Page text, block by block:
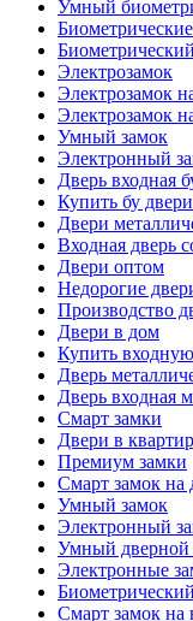
Умный
Электрозамок
Электрозамок
Электрозамок
Умный замок
Электронный
Дверь входная
Купить бу
Двери
Входная дверь
Двери оптом
Недорогие
Производство
Двери в дом
Купить
Дверь
Дверь входная
Смарт замки
Двери в
Премиум замки
Смарт замок на
Умный замок
Электронный
Умный дверной
Электронные
Смарт замок на